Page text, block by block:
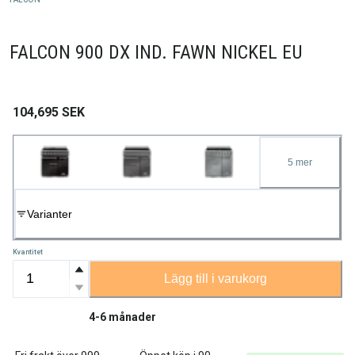
FALCON 900 DX IND. FAWN NICKEL EU
104,695 SEK
5 mer
Varianter
Kvantitet
Lägg till i varukorg
4-6 månader